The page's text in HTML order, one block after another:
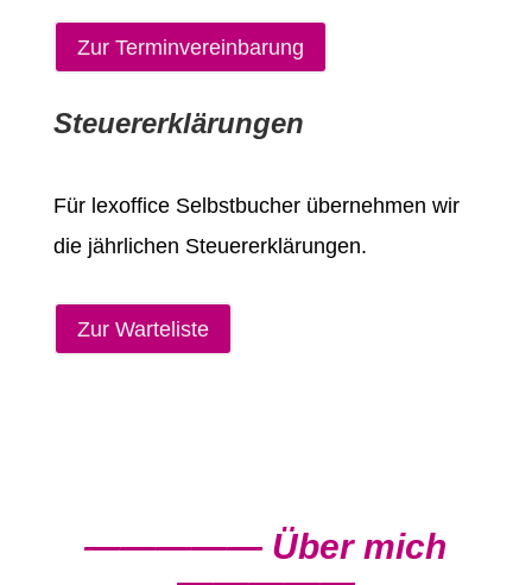
Zur Terminvereinbarung
Steuererklärungen
Für lexoffice Selbstbucher übernehmen wir
die jährlichen Steuererklärungen.
Zur Warteliste
————— Über mich